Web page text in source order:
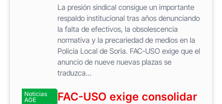
La presión sindical consigue un importante
respaldo institucional tras años denunciando
la falta de efectivos, la obsolescencia
normativa y la precariedad de medios en la
Policía Local de Soria. FAC-USO exige que el
anuncio de nueve nuevas plazas se
traduzca...
Noticias
AGE
FAC-USO exige consolidar